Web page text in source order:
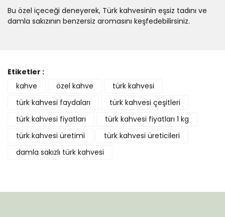
Bu özel içeceği deneyerek, Türk kahvesinin eşsiz tadını ve
damla sakızının benzersiz aromasını keşfedebilirsiniz.
Etiketler :
kahve
özel kahve
türk kahvesi
türk kahvesi faydaları
türk kahvesi çeşitleri
türk kahvesi fiyatları
türk kahvesi fiyatları 1 kg
türk kahvesi üretimi
türk kahvesi üreticileri
damla sakızlı türk kahvesi